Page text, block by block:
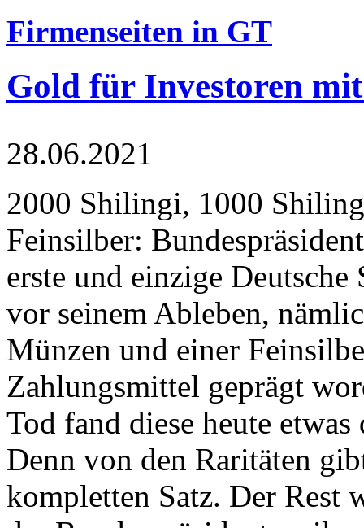
Firmenseiten in GT
Gold für Investoren
28.06.2021
2000 Shilingi, 1000
Feinsilber:
erste und einzige Deutsche
vor seinem Ableben,
Münzen und einer
Zahlungsmittel geprägt
Tod fand diese heute
Denn von den Raritäten
kompletten Satz. Der Rest